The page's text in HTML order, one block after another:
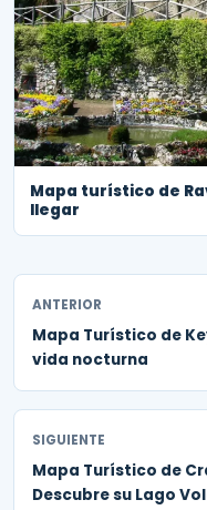
Mapa turístico de
llegar
ANTERIOR
Mapa Turístico de
vida nocturna
SIGUIENTE
Mapa Turístico de
Descubre su Lago